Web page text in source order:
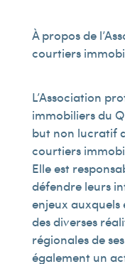
À propos de
courtiers
L’Association
immobiliers du
but non lucratif
courtiers
Elle est
défendre leurs
enjeux auxquels
des diverses
régionales de
également un